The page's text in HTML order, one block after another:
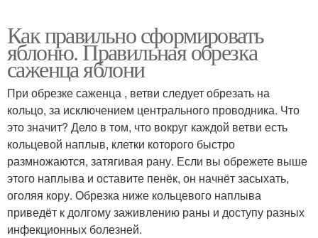
Как правильно сформировать
яблоню. Правильная обрезка
саженца яблони
При обрезке саженца , ветви следует обрезать на
кольцо, за исключением центрального проводника. Что
это значит? Дело в том, что вокруг каждой ветви есть
кольцевой наплыв, клетки которого быстро
размножаются, затягивая рану. Если вы обрежете выше
этого наплыва и оставите пенёк, он начнёт засыхать,
оголяя кору. Обрезка ниже кольцевого наплыва
приведёт к долгому заживлению раны и доступу разных
инфекционных болезней.